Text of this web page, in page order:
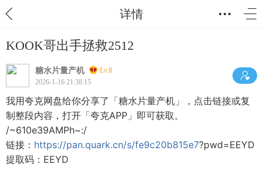
详情
KOOK哥出手拯救2512
糖水片量产机
Lv.8
2026-1-16 21:38:15
我用夸克网盘给你分享了「糖水片量产机」，点击链接或复
制整段内容，打开「夸克APP」即可获取。
/~610e39AMPh~:/
链接： https://pan.quark.cn/s/fe9c20b815e7?pwd=EEYD
提取码：EEYD